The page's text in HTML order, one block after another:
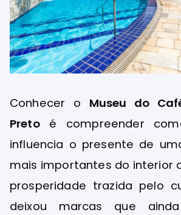
Conhecer o Museu do
Pretoé compreender
influencia o presente de
mais importantes do interior
prosperidade trazida pelo
deixou marcas que